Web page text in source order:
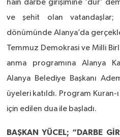
hain darbe girişimine ‘dur’
ve şehit olan vatandaşlar;
dönümünde Alanya’da
Temmuz Demokrasi ve Milli
anma programına Alanya
Alanya Belediye Başkanı
üyeleri katıldı. Program
için edilen dua ile başladı.
BAŞKAN YÜCEL; “DARBE